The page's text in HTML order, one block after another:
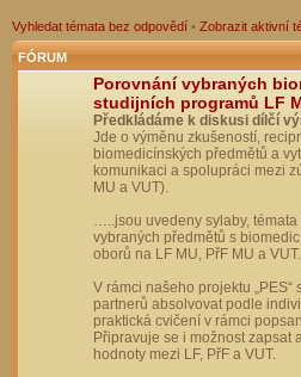
Vyhledat témata bez odpovědí • Zobrazit aktivní
FÓRUM
Porovnání vybraných
studijních programů LF
Předkládáme k diskusi dílčí
Jde o výměnu zkušeností,
biomedicínských předmětů a
komunikaci a spolupráci mezi
MU a VUT).
…..jsou uvedeny sylaby,
vybraných předmětů s
oborů na LF MU, PřF MU a VUT.
V rámci našeho projektu
partnerů absolvovat podle
praktická cvičení v rámci
Připravuje se i možnost zapsat
hodnoty mezi LF, PřF a VUT.